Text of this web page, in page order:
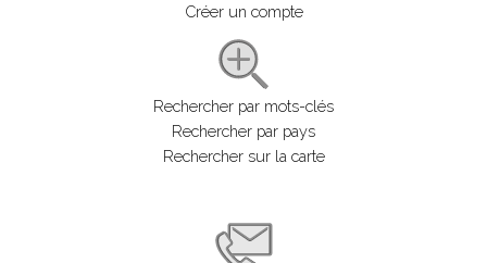
Créer un compte
Rechercher par mots-clés
Rechercher par pays
Rechercher sur la carte